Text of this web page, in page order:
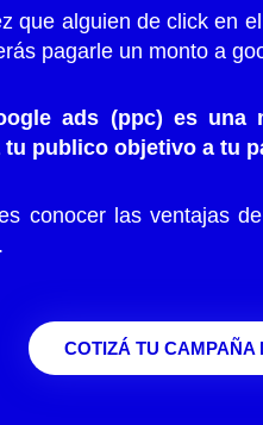
que alguien de click en
pagarle un monto a
ads (ppc) es una
tu publico objetivo a tu
conocer las ventajas
COTIZÁ TU CAMPAÑA